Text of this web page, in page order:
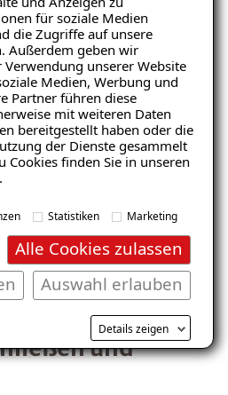
für soziale Medien
die Zugriffe auf unsere
Außerdem geben wir
unserer Website
Medien, Werbung und
Partner führen diese
mit weiteren Daten
bereitgestellt haben oder die
der Dienste gesammelt
Cookies finden Sie in unseren
.
Statistiken Marketing
Alle Cookies zulassen
Auswahl erlauben
Details zeigen
Niederschlag von außen
enthalten. Wenn an
Feuchtigkeitsmoleküle aus
ab. An der falschen Stelle
lässt das schnell Ihr
Schimmel ist in diesem Fall
hat ein
welches ein angenehmes
Schimmel präventiv
und